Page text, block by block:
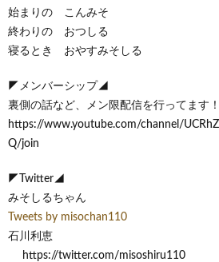
始まりの こんみそ
終わりの おつしる
寝るとき おやすみそしる
◤メンバーシップ◢
裏側の話など、メン限配信を行ってます！
https://www.youtube.com/channel/
Q/join
◤Twitter◢
みそしるちゃん
Tweets by misochan110
石川利恵
https://twitter.com/misoshiru110